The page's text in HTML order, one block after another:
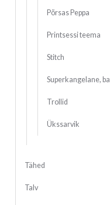
Põrsas Peppa
Printsessi teema
Stitch
Superkangelane,
Trollid
Ükssarvik
Tähed
Talv